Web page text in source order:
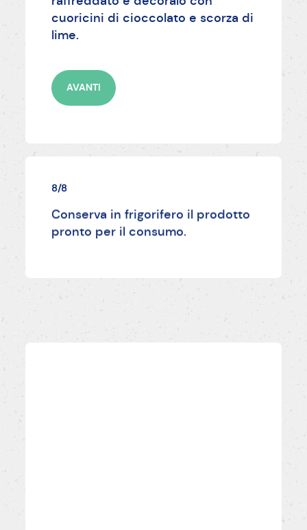
cuoricini di cioccolato e scorza di
lime.
AVANTI
8/8
Conserva in frigorifero il prodotto
pronto per il consumo.